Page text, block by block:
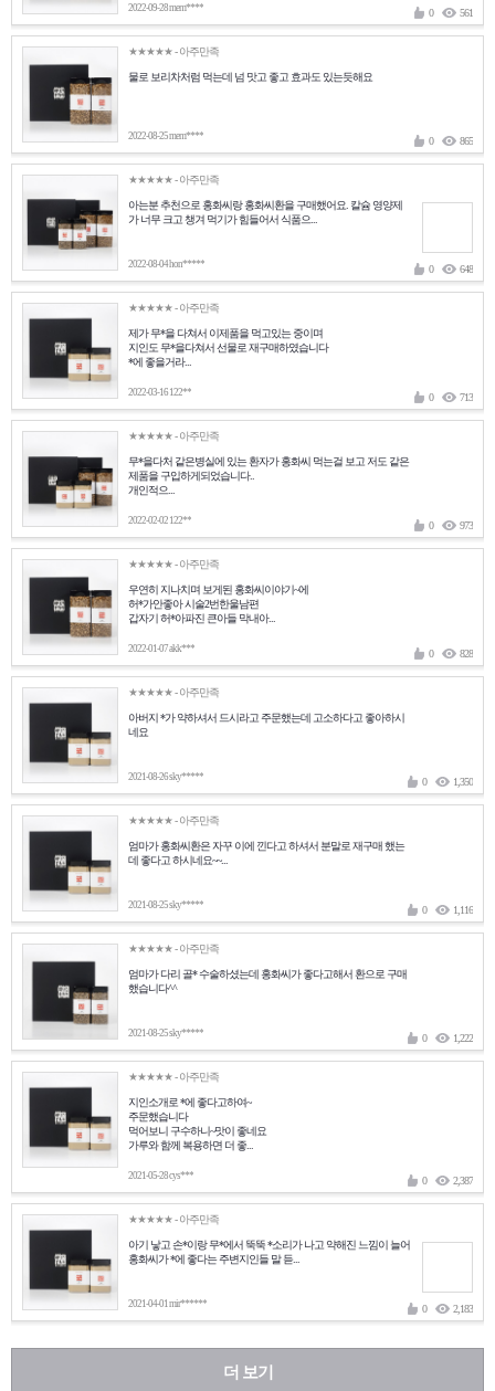
2022-09-28 mem**** 0 561
★★★★★- 아주만족
물로 보리차처럼 먹는데 넘 맛고 좋고 효과도 있는듯해요
2022-08-25 mem**** 0 865
★★★★★- 아주만족
아는분 추천으로 홍화씨랑 홍화씨환을 구매했어요. 칼슘 영양제
가 너무 크고 챙겨 먹기가 힘들어서 식품으...
2022-08-04 hon***** 0 648
★★★★★- 아주만족
제가 무*을 다쳐서 이제품을 먹고있는 중이며
지인도 무*을다쳐서 선물로 재구매하였습니다
*에 좋을거라...
2022-03-16 122** 0 713
★★★★★- 아주만족
무*을다처 같은병실에 있는 환자가 홍화씨 먹는걸 보고 저도 같은
제품을 구입하게되었습니다..
개인적으...
2022-02-02 122** 0 973
★★★★★- 아주만족
우연히 지나치며 보게된 홍화씨이야기~에
허*가안좋아 시술2번한울남편
갑자기 허*아파진 큰아들 막내아...
2022-01-07 akk*** 0 828
★★★★★- 아주만족
아버지 *가 약하셔서 드시라고 주문했는데 고소하다고 좋아하시
네요
2021-08-26 sky***** 0 1,350
★★★★★- 아주만족
엄마가 홍화씨환은 자꾸 이에 낀다고 하셔서 분말로 재구매 했는
데 좋다고 하시네요~~...
2021-08-25 sky***** 0 1,116
★★★★★- 아주만족
엄마가 다리 골* 수술하셨는데 홍화씨가 좋다고해서 환으로 구매
했습니다^^
2021-08-25 sky***** 0 1,222
★★★★★- 아주만족
지인소개로 *에 좋다고하여~
주문했습니다
먹어보니 구수하니~맛이 좋네요
가루와 함께 복용하면 더 좋...
2021-05-28 cys*** 0 2,387
★★★★★- 아주만족
아기 낳고 손*이랑 무*에서 뚝뚝 *소리가 나고 약해진 느낌이 늘어
홍화씨가 *에 좋다는 주변지인들 말 듣...
2021-04-01 mir****** 0 2,183
더 보기